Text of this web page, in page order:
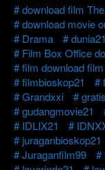
download film
download movie
Drama
dunia21
Film Box Office
film download
filmbioskop21
Grandxxi
gratis
gudangmovie21
IDLIX21
juraganbioskop21
Juraganfilm99